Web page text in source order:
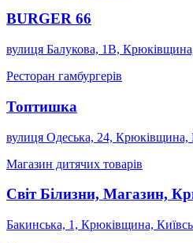
BURGER 66
вулиця Балукова, 1В,
Ресторан гамбургерів
Топтишка
вулиця Одеська, 24, Крюківщина,
Магазин дитячих товарів
Світ Білизни, Магазин,
Бакинська, 1, Крюківщина,